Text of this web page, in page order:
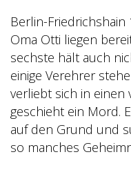
Berlin-Friedrichshain
Oma Otti liegen
sechste hält auch
einige Verehrer
verliebt sich in
geschieht ein Mord.
auf den Grund und
so manches